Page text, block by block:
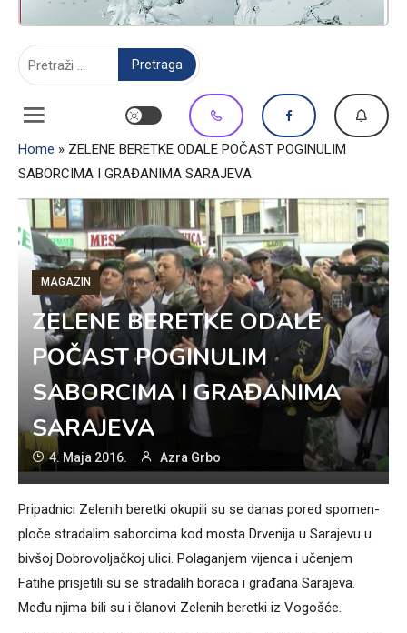
Home » ZELENE BERETKE ODALE POČAST POGINULIM
SABORCIMA I GRAĐANIMA SARAJEVA
MAGAZIN
ZELENE BERETKE ODALE
POČAST POGINULIM
SABORCIMA I GRAĐANIMA
SARAJEVA
4. Maja 2016. Azra Grbo
Pripadnici Zelenih beretki okupili su se danas pored spomen-
ploče stradalim saborcima kod mosta Drvenija u Sarajevu u
bivšoj Dobrovoljačkoj ulici. Polaganjem vijenca i učenjem
Fatihe prisjetili su se stradalih boraca i građana Sarajeva.
Među njima bili su i članovi Zelenih beretki iz Vogošće.